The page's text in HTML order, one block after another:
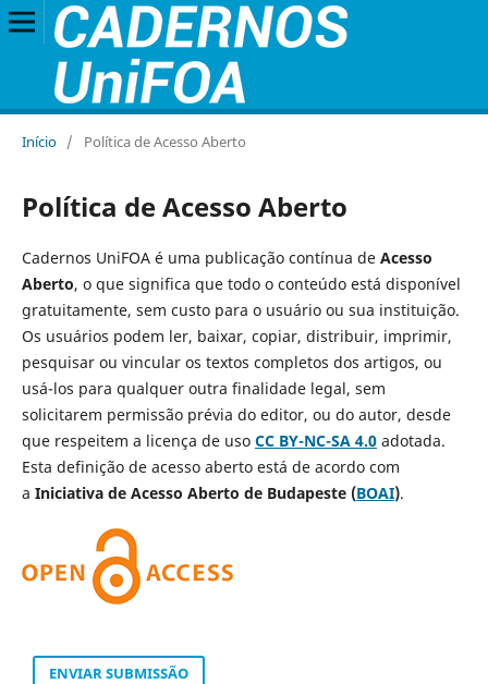
Início / Política de Acesso Aberto
Política de Acesso Aberto
Cadernos UniFOA é uma publicação contínua de Acesso
Aberto, o que significa que todo o conteúdo está disponível
gratuitamente, sem custo para o usuário ou sua instituição.
Os usuários podem ler, baixar, copiar, distribuir, imprimir,
pesquisar ou vincular os textos completos dos artigos, ou
usá-los para qualquer outra finalidade legal, sem
solicitarem permissão prévia do editor, ou do autor, desde
que respeitem a licença de uso CC BY-NC-SA 4.0adotada.
Esta definição de acesso aberto está de acordo com
a Iniciativa de Acesso Aberto de Budapeste (BOAI).
ENVIAR SUBMISSÃO